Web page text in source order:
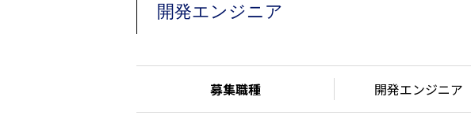
開発エンジニア
募集職種 開発エンジニア